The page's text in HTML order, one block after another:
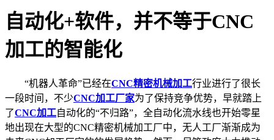
自动化+软件，并不等于CNC
加工的智能化
“机器人革命”已经在CNC精密机械加工行业进行了很长
一段时间，不少CNC加工厂家为了保持竞争优势，早就踏上
了CNC加工自动化的“不归路”，全自动化流水线也开始零星
地出现在大型的CNC精密机械加工厂中，无人工厂渐渐成为